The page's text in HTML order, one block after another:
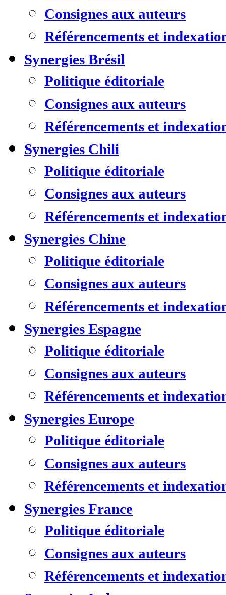
Consignes aux auteurs
Référencements et
Synergies Brésil
Politique éditoriale
Consignes aux auteurs
Référencements et
Synergies Chili
Politique éditoriale
Consignes aux auteurs
Référencements et
Synergies Chine
Politique éditoriale
Consignes aux auteurs
Référencements et
Synergies Espagne
Politique éditoriale
Consignes aux auteurs
Référencements et
Synergies Europe
Politique éditoriale
Consignes aux auteurs
Référencements et
Synergies France
Politique éditoriale
Consignes aux auteurs
Référencements et